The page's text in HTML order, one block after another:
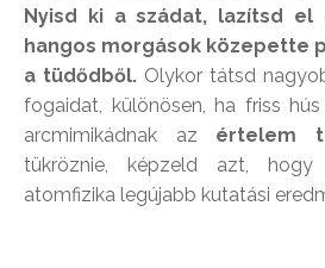
Nyisd ki a szádat, lazítsd el
hangos morgások közepette
a tüdődből. Olykor tátsd
fogaidat, különösen, ha friss
arcmimikádnak az értelem
tükröznie, képzeld azt,
atomfizika legújabb kutatási